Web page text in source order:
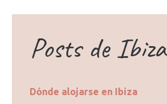
Posts de Ibiza
Dónde alojarse en Ibiza